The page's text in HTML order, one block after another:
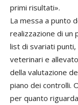
primi risultati».
La messa a punto
realizzazione di un
list di svariati
veterinari e
della valutazione
piano dei controlli.
per quanto